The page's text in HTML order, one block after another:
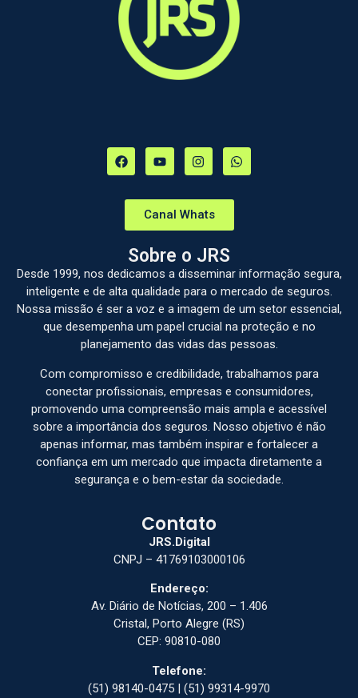
Canal Whats
Sobre o JRS
Desde 1999, nos dedicamos a disseminar informação segura,
inteligente e de alta qualidade para o mercado de seguros.
Nossa missão é ser a voz e a imagem de um setor essencial,
que desempenha um papel crucial na proteção e no
planejamento das vidas das pessoas.
Com compromisso e credibilidade, trabalhamos para
conectar profissionais, empresas e consumidores,
promovendo uma compreensão mais ampla e acessível
sobre a importância dos seguros. Nosso objetivo é não
apenas informar, mas também inspirar e fortalecer a
confiança em um mercado que impacta diretamente a
segurança e o bem-estar da sociedade.
Contato
JRS.Digital
CNPJ – 41769103000106
Endereço:
Av. Diário de Notícias, 200 – 1.406
Cristal, Porto Alegre (RS)
CEP: 90810-080
Telefone:
(51) 98140-0475 | (51) 99314-9970